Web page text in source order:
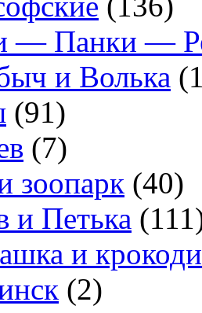
— Панки —
и Волька
(91)
(7)
зоопарк (40)
и Петька
и
(2)